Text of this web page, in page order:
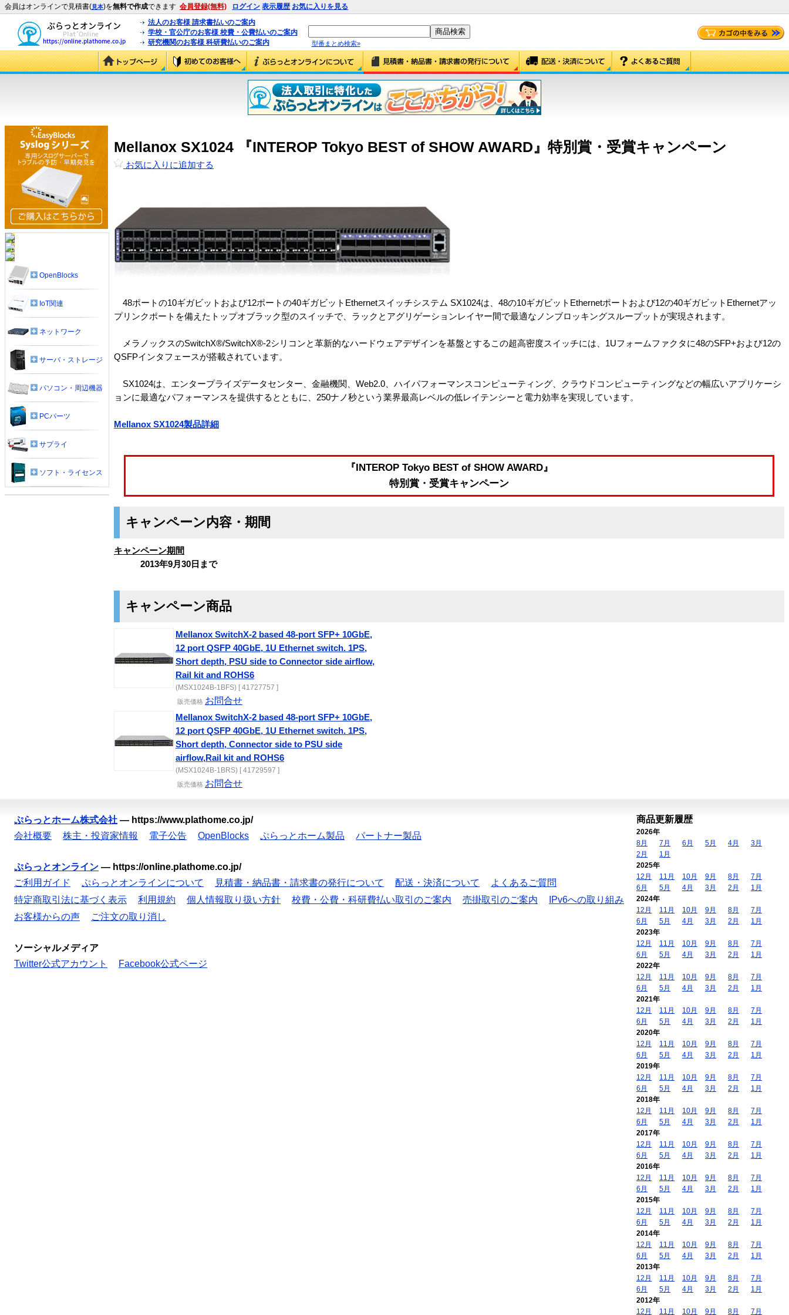
会員はオンラインで見積書(見本)を無料で作成できます 会員登録(無料) ログイン 表示履歴 お気に入りを見る
法人のお客様 請求書払いのご案内
学校・官公庁のお客様 校費・公費払いのご案内
研究機関のお客様 科研費払いのご案内
型番まとめ検索»
Mellanox SX1024 『INTEROP Tokyo BEST of SHOW AWARD』特別賞・受賞キャンペーン
お気に入りに追加する
48ポートの10ギガビットおよび12ポートの40ギガビットEthernetスイッチシステム SX1024は、48の10ギガビットEthernetポートおよび12の40ギガビットEthernetアッ
プリンクポートを備えたトップオブラック型のスイッチで、ラックとアグリゲーションレイヤー間で最適なノンブロッキングスループットが実現されます。
メラノックスのSwitchX®/SwitchX®-2シリコンと革新的なハードウェアデザインを基盤とするこの超高密度スイッチには、1Uフォームファクタに48のSFP+および12の
QSFPインタフェースが搭載されています。
SX1024は、エンタープライズデータセンター、金融機関、Web2.0、ハイパフォーマンスコンピューティング、クラウドコンピューティングなどの幅広いアプリケーシ
ョンに最適なパフォーマンスを提供するとともに、250ナノ秒という業界最高レベルの低レイテンシーと電力効率を実現しています。
Mellanox SX1024製品詳細
『INTEROP Tokyo BEST of SHOW AWARD』
特別賞・受賞キャンペーン
キャンペーン内容・期間
キャンペーン期間
2013年9月30日まで
キャンペーン商品
Mellanox SwitchX-2 based 48-port SFP+ 10GbE,
12 port QSFP 40GbE, 1U Ethernet switch. 1PS,
Short depth, PSU side to Connector side airflow,
Rail kit and ROHS6
(MSX1024B-1BFS) [ 41727757 ]
販売価格 お問合せ
Mellanox SwitchX-2 based 48-port SFP+ 10GbE,
12 port QSFP 40GbE, 1U Ethernet switch. 1PS,
Short depth, Connector side to PSU side
airflow,Rail kit and ROHS6
(MSX1024B-1BRS) [ 41729597 ]
販売価格 お問合せ
OpenBlocks
IoT関連
ネットワーク
サーバ・ストレージ
パソコン・周辺機器
PCパーツ
サプライ
ソフト・ライセンス
ぷらっとホーム株式会社 — https://www.plathome.co.jp/
会社概要
株主・投資家情報 電子公告 OpenBlocks ぷらっとホーム製品 パートナー製品
ぷらっとオンライン — https://online.plathome.co.jp/
ご利用ガイド
ぷらっとオンラインについて 見積書・納品書・請求書の発行について 配送・決済について
よくあるご質問
特定商取引法に基づく表示
利用規約 個人情報取り扱い方針 校費・公費・科研費払い取引のご案内 売掛取引のご案内
IPv6への取り組み
お客様からの声
ご注文の取り消し
ソーシャルメディア
Twitter公式アカウント
Facebook公式ページ
商品更新履歴
2026年
8月
7月 6月 5月 4月
3月
2月
1月
2025年
12月
11月 10月 9月 8月
7月
6月
5月 4月 3月 2月
1月
2024年
12月
11月 10月 9月 8月
7月
6月
5月 4月 3月 2月
1月
2023年
12月
11月 10月 9月 8月
7月
6月
5月 4月 3月 2月
1月
2022年
12月
11月 10月 9月 8月
7月
6月
5月 4月 3月 2月
1月
2021年
12月
11月 10月 9月 8月
7月
6月
5月 4月 3月 2月
1月
2020年
12月
11月 10月 9月 8月
7月
6月
5月 4月 3月 2月
1月
2019年
12月
11月 10月 9月 8月
7月
6月
5月 4月 3月 2月
1月
2018年
12月
11月 10月 9月 8月
7月
6月
5月 4月 3月 2月
1月
2017年
12月
11月 10月 9月 8月
7月
6月
5月 4月 3月 2月
1月
2016年
12月
11月 10月 9月 8月
7月
6月
5月 4月 3月 2月
1月
2015年
12月
11月 10月 9月 8月
7月
6月
5月 4月 3月 2月
1月
2014年
12月
11月 10月 9月 8月
7月
6月
5月 4月 3月 2月
1月
2013年
12月
11月 10月 9月 8月
7月
6月
5月 4月 3月 2月
1月
2012年
12月
11月 10月 9月 8月 7月